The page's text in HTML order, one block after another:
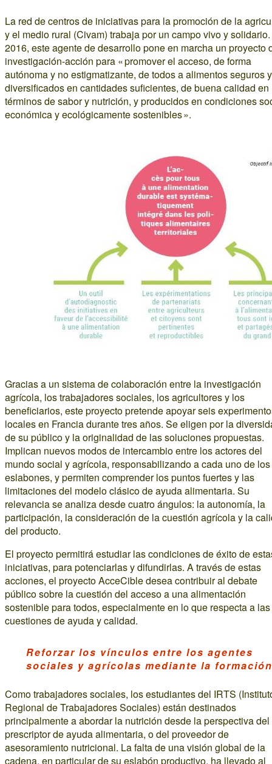
La red de centros de iniciativas para la promoción de la
y el medio rural (Civam) trabaja por un campo vivo y
2016, este agente de desarrollo pone en marcha un proyecto
investigación-acción para « promover el acceso, de forma
autónoma y no estigmatizante, de todos a alimentos seguros y
diversificados en cantidades suficientes, de buena calidad en
términos de sabor y nutrición, y producidos en condiciones
económica y ecológicamente sostenibles ».
Gracias a un sistema de colaboración entre la investigación
agrícola, los trabajadores sociales, los agricultores y los
beneficiarios, este proyecto pretende apoyar seis
locales en Francia durante tres años. Se eligen por la
de su público y la originalidad de las soluciones propuestas.
Implican nuevos modos de intercambio entre los actores del
mundo social y agrícola, responsabilizando a cada uno de los
eslabones, y permiten comprender los puntos fuertes y las
limitaciones del modelo clásico de ayuda alimentaria. Su
relevancia se analiza desde cuatro ángulos: la autonomía, la
participación, la consideración de la cuestión agrícola y la
del producto.
El proyecto permitirá estudiar las condiciones de éxito de
iniciativas, para potenciarlas y difundirlas. A través de estas
acciones, el proyecto AcceCible desea contribuir al debate
público sobre la cuestión del acceso a una alimentación
sostenible para todos, especialmente en lo que respecta a las
cuestiones de ayuda y calidad.
Reforzar los vínculos entre los agentes
sociales y agrícolas mediante la formación
Como trabajadores sociales, los estudiantes del IRTS
Regional de Trabajadores Sociales) están destinados
principalmente a abordar la nutrición desde la perspectiva del
prescriptor de ayuda alimentaria, o del proveedor de
asesoramiento nutricional. La falta de una visión global de la
cadena, en particular de su eslabón productivo, ha llevado al